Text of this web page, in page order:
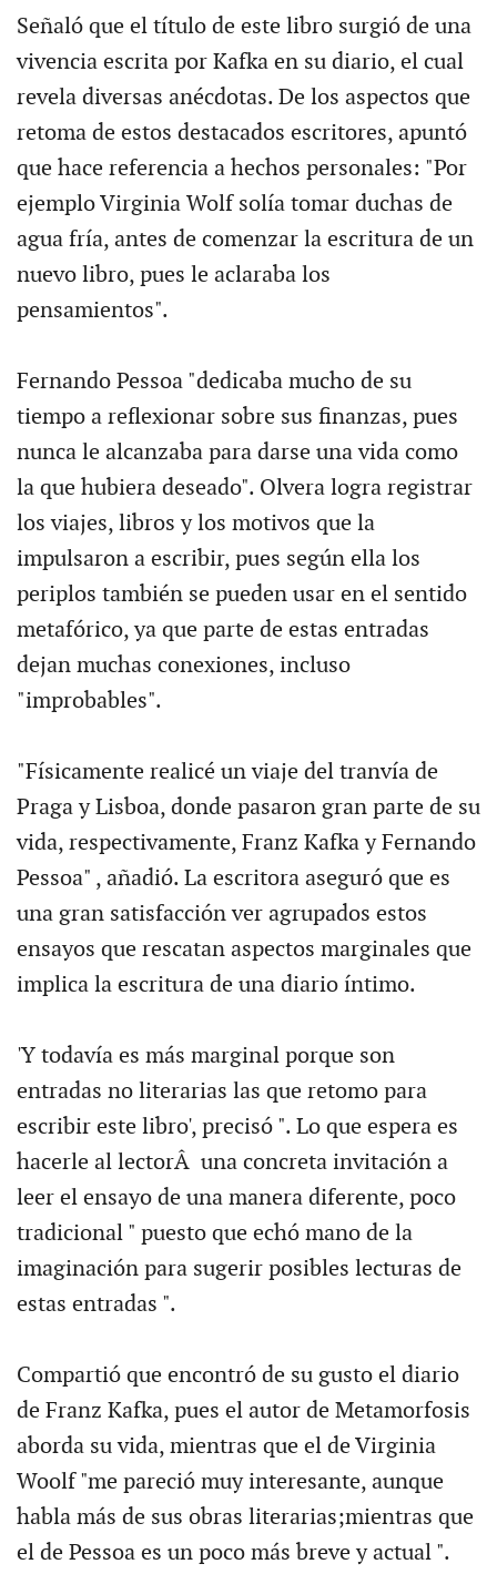
Señaló que el título de este libro surgió de una
vivencia escrita por Kafka en su diario, el cual
revela diversas anécdotas. De los aspectos que
retoma de estos destacados escritores, apuntó
que hace referencia a hechos personales: "Por
ejemplo Virginia Wolf solía tomar duchas de
agua fría, antes de comenzar la escritura de un
nuevo libro, pues le aclaraba los
pensamientos".
Fernando Pessoa "dedicaba mucho de su
tiempo a reflexionar sobre sus finanzas, pues
nunca le alcanzaba para darse una vida como
la que hubiera deseado". Olvera logra registrar
los viajes, libros y los motivos que la
impulsaron a escribir, pues según ella los
periplos también se pueden usar en el sentido
metafórico, ya que parte de estas entradas
dejan muchas conexiones, incluso
"improbables".
"Físicamente realicé un viaje del tranvía de
Praga y Lisboa, donde pasaron gran parte de su
vida, respectivamente, Franz Kafka y Fernando
Pessoa" , añadió. La escritora aseguró que es
una gran satisfacción ver agrupados estos
ensayos que rescatan aspectos marginales que
implica la escritura de una diario íntimo.
'Y todavía es más marginal porque son
entradas no literarias las que retomo para
escribir este libro', precisó ". Lo que espera es
hacerle al lectorÂ una concreta invitación a
leer el ensayo de una manera diferente, poco
tradicional " puesto que echó mano de la
imaginación para sugerir posibles lecturas de
estas entradas ".
Compartió que encontró de su gusto el diario
de Franz Kafka, pues el autor de Metamorfosis
aborda su vida, mientras que el de Virginia
Woolf "me pareció muy interesante, aunque
habla más de sus obras literarias;mientras que
el de Pessoa es un poco más breve y actual ".